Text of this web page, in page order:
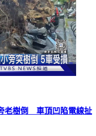
老樹倒 車頂凹陷電線扯